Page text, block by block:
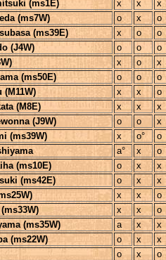
(ms1E) x x
x
(ms7W) o x
o
(ms39E) x o
o
(J4W) o o
o
x o
x
(ms50E) o o
o
(M11W) x x
o
(M8E) x x
x
(J9W) o o
x
(ms39W) x o°
o
a° x
o
(ms10E) o x
x
(ms42E) o x
x
x x
o
x x
o
(ms35W) a x
x
(ms22W) o x
x
o x
o